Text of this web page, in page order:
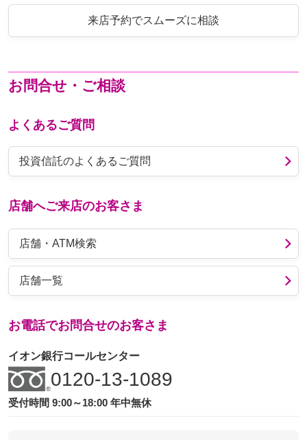
来店予約でスムーズに相談
お問合せ・ご相談
よくあるご質問
投資信託のよくあるご質問
店舗へご来店のお客さま
店舗・ATM検索
店舗一覧
お電話でお問合せのお客さま
イオン銀行コールセンター
0120-13-1089
受付時間 9:00～18:00 年中無休